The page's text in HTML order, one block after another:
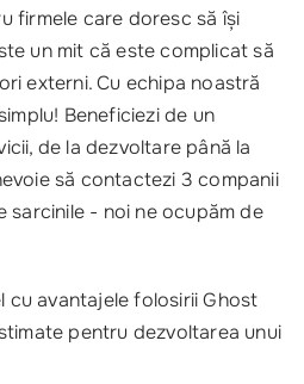
firmele care doresc să își
un mit că este complicat să
externi. Cu echipa noastră
Beneficiezi de un
de la dezvoltare până la
să contactezi 3 companii
- noi ne ocupăm de
cu avantajele folosirii Ghost
pentru dezvoltarea unui